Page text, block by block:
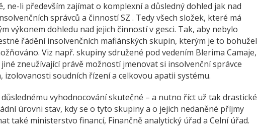
ne-li především zajímat o komplexní a důsledný dohled jak nad
správců a činností SZ . Tedy všech složek, které má
výkonem dohledu nad jejich činností v gesci. Tak, aby nebylo
řádění insolvenčních mafiánských skupin, kterým je to bohužel
Viz např. skupiny sdružené pod vedením Blerima Camaje,
zneužívající právě možností jmenovat si insolvenční správce
izolovanosti soudních řízení a celkovou apatii systému.
vyhodnocování skutečné – a nutno říct už tak drastické
úrovni stav, kdy se o tyto skupiny a o jejich nedaněné příjmy
také ministerstvo financí, Finančně analytický úřad a Celní úřad.